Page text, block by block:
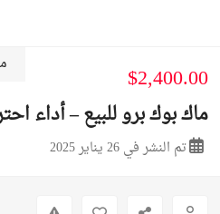
$2,400.00
ماك بوك برو للبيع – أداء
تم النشر في 26 يناير 2025